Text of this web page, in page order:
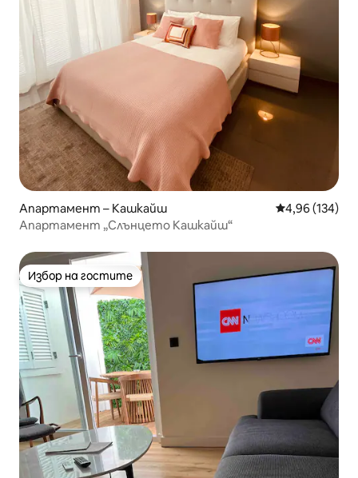
Апартамент – Кашкайш Средна
4,96 (134)
Апартамент „Слънцето Кашкайш“
Избор на гостите
Избор на гостите